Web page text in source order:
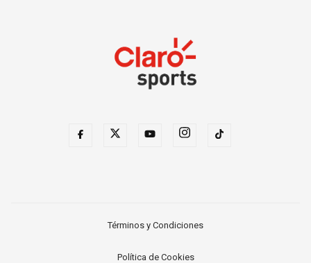
Términos y Condiciones
Política de Cookies